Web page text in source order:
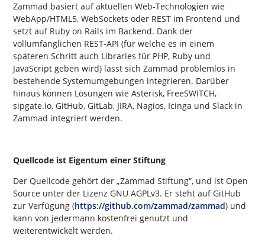
Zammad basiert auf aktuellen Web-Technologien wie
WebApp/HTML5, WebSockets oder REST im Frontend und
setzt auf Ruby on Rails im Backend. Dank der
vollumfänglichen REST-API (für welche es in einem
späteren Schritt auch Libraries für PHP, Ruby und
JavaScript geben wird) lässt sich Zammad problemlos in
bestehende Systemumgebungen integrieren. Darüber
hinaus können Lösungen wie Asterisk, FreeSWITCH,
sipgate.io, GitHub, GitLab, JIRA, Nagios, Icinga und Slack in
Zammad integriert werden.
Quellcode ist Eigentum einer Stiftung
Der Quellcode gehört der „Zammad Stiftung“, und ist Open
Source unter der Lizenz GNU AGPLv3. Er steht auf GitHub
zur Verfügung (https://github.com/zammad/zammad) und
kann von jedermann kostenfrei genutzt und
weiterentwickelt werden.